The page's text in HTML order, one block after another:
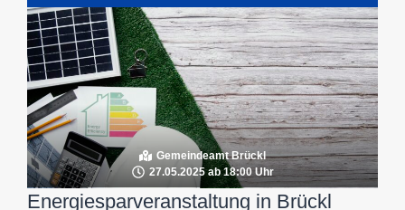
Gemeindeamt Brückl
27.05.2025 ab 18:00 Uhr
Energiesparveranstaltung in Brückl